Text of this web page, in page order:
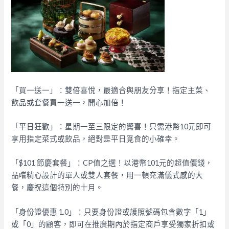
「買一送一」：雙倍喜悅，最適合與朋友分享！指定主菜、
飲品或套餐買一送一，開心加倍！
「平日狂歡」：星期一至三限定的驚喜！只需港幣10元即可
享用指定菜式或飲品，絕對是平日覓食的小確幸。
「$101 節慶套餐」：CP值之選！以港幣101元的超值價錢，
品嚐精心設計的單人或雙人套餐，用一頓充滿儀式感的大
餐，慶祝這個特別的十月。
「身份證優惠 1.0」：只要身份證或護照號碼包含數字「1」
或「0」的顧客，即可在推廣期內於指定商戶享受獨家折扣或